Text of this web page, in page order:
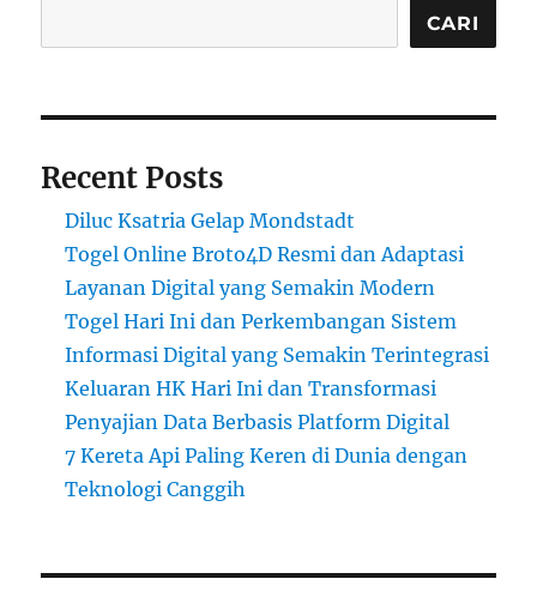
CARI
Recent Posts
Diluc Ksatria Gelap Mondstadt
Togel Online Broto4D Resmi dan Adaptasi
Layanan Digital yang Semakin Modern
Togel Hari Ini dan Perkembangan Sistem
Informasi Digital yang Semakin Terintegrasi
Keluaran HK Hari Ini dan Transformasi
Penyajian Data Berbasis Platform Digital
7 Kereta Api Paling Keren di Dunia dengan
Teknologi Canggih